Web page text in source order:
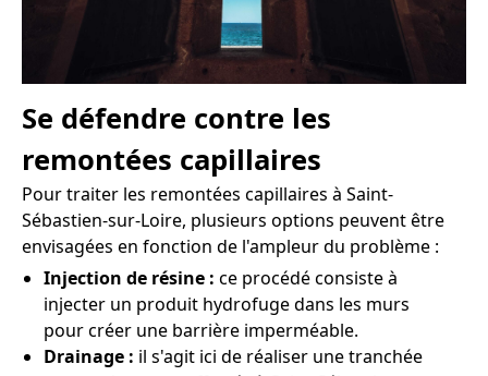
Se défendre contre les
remontées capillaires
Pour traiter les remontées capillaires à Saint-
Sébastien-sur-Loire, plusieurs options peuvent être
envisagées en fonction de l'ampleur du problème :
Injection de résine : ce procédé consiste à
injecter un produit hydrofuge dans les murs
pour créer une barrière imperméable.
Drainage : il s'agit ici de réaliser une tranchée